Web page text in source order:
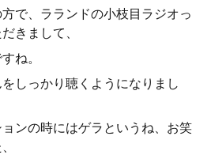
で、ラランドの小枝目ラジオっ
きまして、
ね。
しっかり聴くようになりまし
ンの時にはゲラというね、お笑